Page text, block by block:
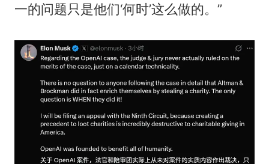
一的问题只是他们‘何时’这么做的。”